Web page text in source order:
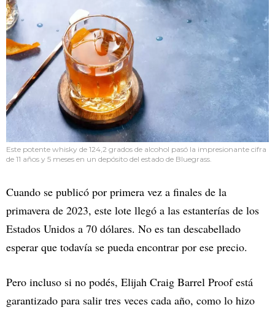
Este potente whisky de 124,2 grados de alcohol pasó la impresionante cifra
de 11 años y 5 meses en un depósito del estado de Bluegrass.
Cuando se publicó por primera vez a finales de la
primavera de 2023, este lote llegó a las estanterías de los
Estados Unidos a 70 dólares. No es tan descabellado
esperar que todavía se pueda encontrar por ese precio.
Pero incluso si no podés, Elijah Craig Barrel Proof está
garantizado para salir tres veces cada año, como lo hizo